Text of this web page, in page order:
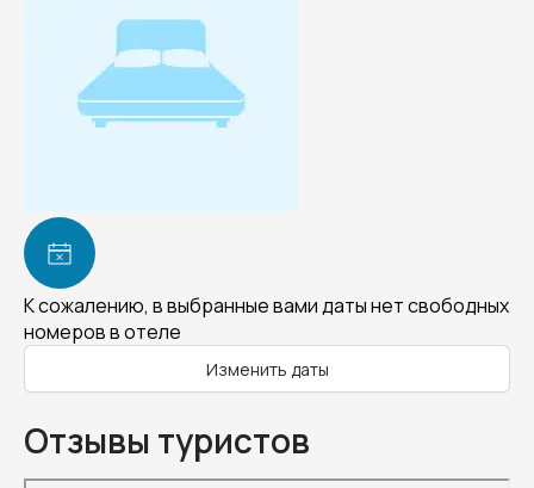
К сожалению, в выбранные вами даты нет свободных
номеров в отеле
Изменить даты
Отзывы туристов